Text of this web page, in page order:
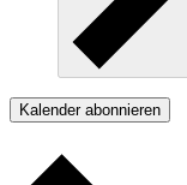
Kalender abonnieren